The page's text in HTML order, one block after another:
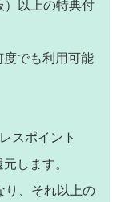
）以上の特典付
度でも利用可能
スポイント
します。
り、それ以上の